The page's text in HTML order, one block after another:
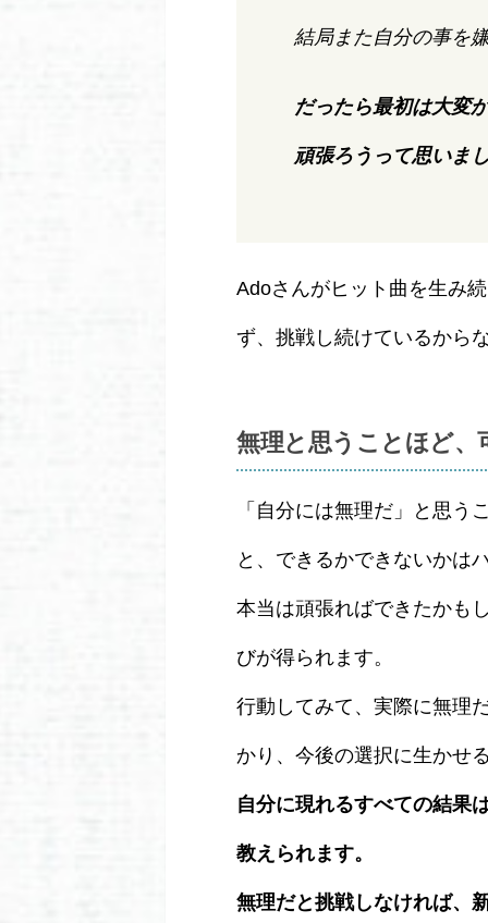
結局また自分の事を
だったら最初は大変
頑張ろうって思いま
Adoさんがヒット曲を生み
ず、挑戦し続けているから
無理と思うことほど、
「自分には無理だ」と思う
と、できるかできないかは
本当は頑張ればできたかも
びが得られます。
行動してみて、実際に無理
かり、今後の選択に生かせ
自分に現れるすべての結果
教えられます。
無理だと挑戦しなければ、